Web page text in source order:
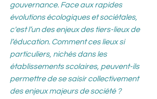
gouvernance. Face aux rapides
évolutions écologiques et sociétales,
c'est l’un des enjeux des tiers-lieux de
l’éducation. Comment ces lieux si
particuliers, nichés dans les
établissements scolaires, peuvent-ils
permettre de se saisir collectivement
des enjeux majeurs de société ?